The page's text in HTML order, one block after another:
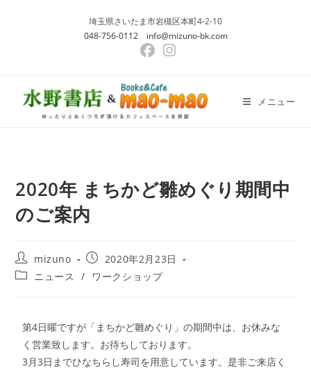
埼玉県さいたま市岩槻区本町4-2-10
048-756-0112
info@mizuno-bk.com
メニュー
2020年 まちかど雛めぐり期間中
のご案内
mizuno
2020年2月23日
ニュース
/ ワークショップ
第4日曜ですが「まちかど雛めぐり」の期間中は、お休みな
く営業致します。お待ちしております。
3月3日までひなちらし寿司を用意しています。是非ご来店く